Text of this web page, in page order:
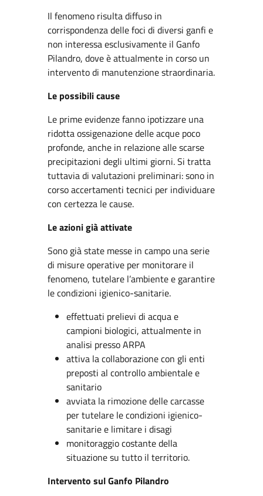
Il fenomeno risulta diffuso in
corrispondenza delle foci di diversi ganfi e
non interessa esclusivamente il Ganfo
Pilandro, dove è attualmente in corso un
intervento di manutenzione straordinaria.
Le possibili cause
Le prime evidenze fanno ipotizzare una
ridotta ossigenazione delle acque poco
profonde, anche in relazione alle scarse
precipitazioni degli ultimi giorni. Si tratta
tuttavia di valutazioni preliminari: sono in
corso accertamenti tecnici per individuare
con certezza le cause.
Le azioni già attivate
Sono già state messe in campo una serie
di misure operative per monitorare il
fenomeno, tutelare l’ambiente e garantire
le condizioni igienico-sanitarie.
effettuati prelievi di acqua e
campioni biologici, attualmente in
analisi presso ARPA
attiva la collaborazione con gli enti
preposti al controllo ambientale e
sanitario
avviata la rimozione delle carcasse
per tutelare le condizioni igienico-
sanitarie e limitare i disagi
monitoraggio costante della
situazione su tutto il territorio.
Intervento sul Ganfo Pilandro